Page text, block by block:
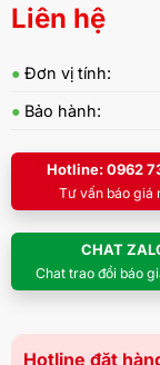
Liên hệ
● Đơn vị tính:
● Bảo hành:
Hotline: 0962
Tư vấn báo giá
CHAT
Chat trao đổi báo
Hotline đặt